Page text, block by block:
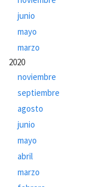
junio
mayo
marzo
2020
noviembre
septiembre
agosto
junio
mayo
abril
marzo